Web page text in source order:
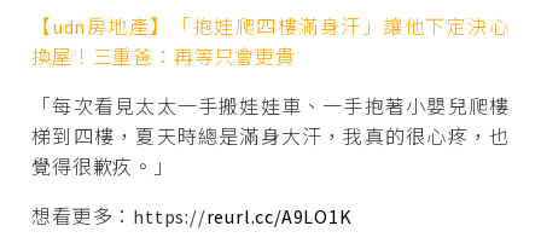
【udn房地產】「抱娃爬四樓滿身汗」讓他下定決心
換屋！三重爸：再等只會更貴
「每次看見太太一手搬娃娃車、一手抱著小嬰兒爬樓
梯到四樓，夏天時總是滿身大汗，我真的很心疼，也
覺得很歉疚。」
想看更多：https://reurl.cc/A9LO1K